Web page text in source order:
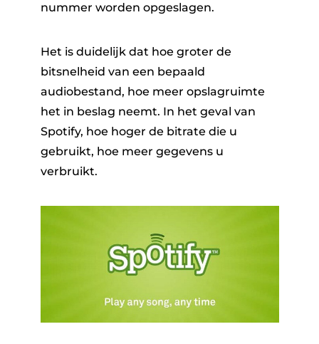
nummer worden opgeslagen.
Het is duidelijk dat hoe groter de
bitsnelheid van een bepaald
audiobestand, hoe meer opslagruimte
het in beslag neemt. In het geval van
Spotify, hoe hoger de bitrate die u
gebruikt, hoe meer gegevens u
verbruikt.